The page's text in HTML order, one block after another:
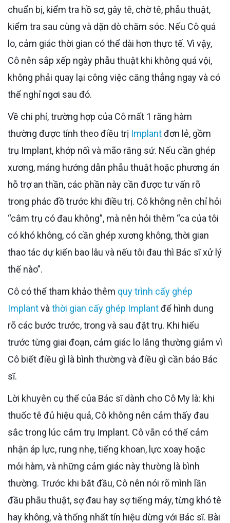
chuẩn bị, kiểm tra hồ sơ, gây tê, chờ tê, phẫu thuật,
kiểm tra sau cùng và dặn dò chăm sóc. Nếu Cô quá
lo, cảm giác thời gian có thể dài hơn thực tế. Vì vậy,
Cô nên sắp xếp ngày phẫu thuật khi không quá vội,
không phải quay lại công việc căng thẳng ngay và có
thể nghỉ ngơi sau đó.
Về chi phí, trường hợp của Cô mất 1 răng hàm
thường được tính theo điều trị Implantđơn lẻ, gồm
trụ Implant, khớp nối và mão răng sứ. Nếu cần ghép
xương, máng hướng dẫn phẫu thuật hoặc phương án
hỗ trợ an thần, các phần này cần được tư vấn rõ
trong phác đồ trước khi điều trị. Cô không nên chỉ hỏi
“cắm trụ có đau không”, mà nên hỏi thêm “ca của tôi
có khó không, có cần ghép xương không, thời gian
thao tác dự kiến bao lâu và nếu tôi đau thì Bác sĩ xử lý
thế nào”.
Cô có thể tham khảo thêm quy trình cấy ghép
Implantvà thời gian cấy ghép Implantđể hình dung
rõ các bước trước, trong và sau đặt trụ. Khi hiểu
trước từng giai đoạn, cảm giác lo lắng thường giảm vì
Cô biết điều gì là bình thường và điều gì cần báo Bác
sĩ.
Lời khuyên cụ thể của Bác sĩ dành cho Cô My là: khi
thuốc tê đủ hiệu quả, Cô không nên cảm thấy đau
sắc trong lúc cắm trụ Implant. Cô vẫn có thể cảm
nhận áp lực, rung nhẹ, tiếng khoan, lực xoay hoặc
mỏi hàm, và những cảm giác này thường là bình
thường. Trước khi bắt đầu, Cô nên nói rõ mình lần
đầu phẫu thuật, sợ đau hay sợ tiếng máy, từng khó tê
hay không, và thống nhất tín hiệu dừng với Bác sĩ. Bài